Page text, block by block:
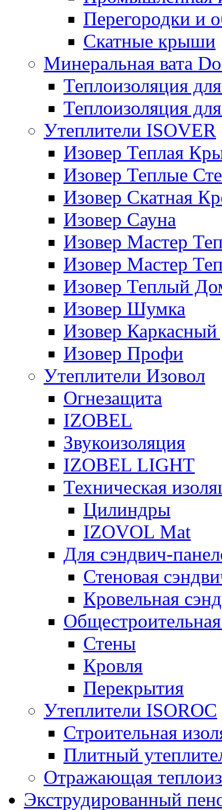
Перегородки и
Скатные крыши
Минеральная вата
Теплоизоляция
Теплоизоляция
Утеплители ISOVER
Изовер Теплая
Изовер Теплые
Изовер Скатная
Изовер Сауна
Изовер Мастер
Изовер Мастер
Изовер Теплый
Изовер Шумка
Изовер
Изовер Профи
Утеплители Изовол
Огнезащита
IZOBEL
Звукоизоляция
IZOBEL LIGHT
Техническая
Цилиндры
IZOVOL Mat
Для сэндвич-
Стеновая
Кровельная
Стены
Кровля
Перекрытия
Утеплители ISOROC
Строительная
Плитный
Отражающая
Экструдированный